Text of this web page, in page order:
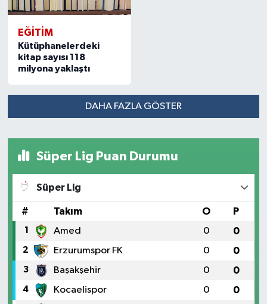
EĞITIM
Kütüphanelerdeki
kitap sayısı 118
milyona yaklaştı
DAHA FAZLA GÖSTER
Süper Lig Puan Durumu
Süper Lig
# Takım O P
1 Amed 0 0
2 Erzurumspor FK 0 0
3 Başakşehir 0 0
4 Kocaelispor 0 0